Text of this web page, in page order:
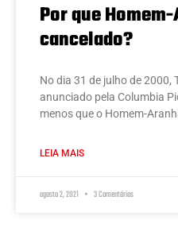
Por que
cancelado?
No dia 31 de julho de 2000,
anunciado pela Columbia
menos que o Homem-
LEIA MAIS
agosto 2, 2021 3 Comentários